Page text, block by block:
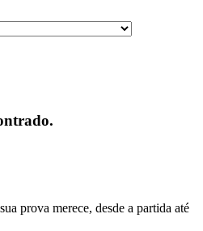
prova merece, desde a partida até